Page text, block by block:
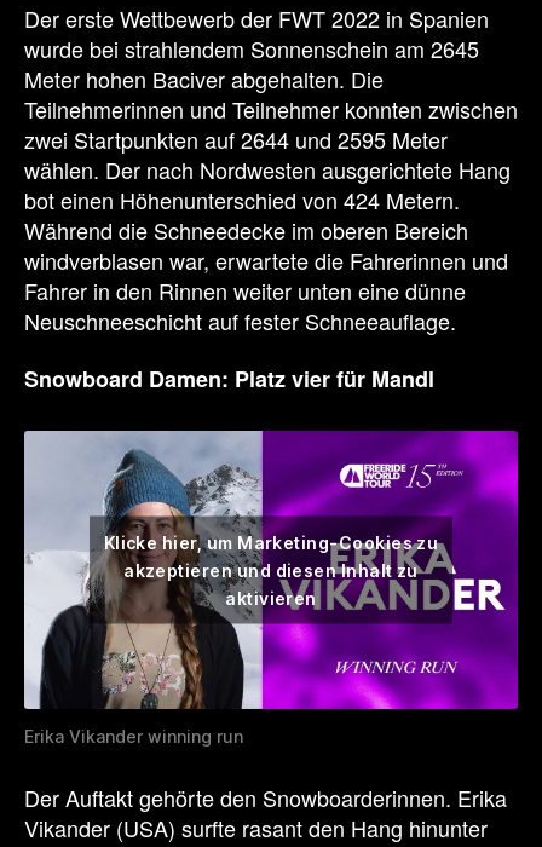
Der erste Wettbewerb der FWT 2022 in Spanien
wurde bei strahlendem Sonnenschein am 2645
Meter hohen Baciver abgehalten. Die
Teilnehmerinnen und Teilnehmer konnten zwischen
zwei Startpunkten auf 2644 und 2595 Meter
wählen. Der nach Nordwesten ausgerichtete Hang
bot einen Höhenunterschied von 424 Metern.
Während die Schneedecke im oberen Bereich
windverblasen war, erwartete die Fahrerinnen und
Fahrer in den Rinnen weiter unten eine dünne
Neuschneeschicht auf fester Schneeauflage.
Snowboard Damen: Platz vier für Mandl
Klicke hier, um Marketing-Cookies zu
akzeptieren und diesen Inhalt zu
aktivieren
Erika Vikander winning run
Der Auftakt gehörte den Snowboarderinnen. Erika
Vikander (USA) surfte rasant den Hang hinunter